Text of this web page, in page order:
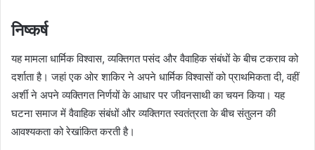
निष्कर्ष
यह मामला धार्मिक विश्वास, व्यक्तिगत पसंद और वैवाहिक संबंधों के बीच टकराव को
दर्शाता है। जहां एक ओर शाकिर ने अपने धार्मिक विश्वासों को प्राथमिकता दी, वहीं
अर्शी ने अपने व्यक्तिगत निर्णयों के आधार पर जीवनसाथी का चयन किया। यह
घटना समाज में वैवाहिक संबंधों और व्यक्तिगत स्वतंत्रता के बीच संतुलन की
आवश्यकता को रेखांकित करती है।